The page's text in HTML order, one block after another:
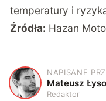
temperatury i
Źródła: Hazan
M
NAPISANE
Mateusz
Redaktor